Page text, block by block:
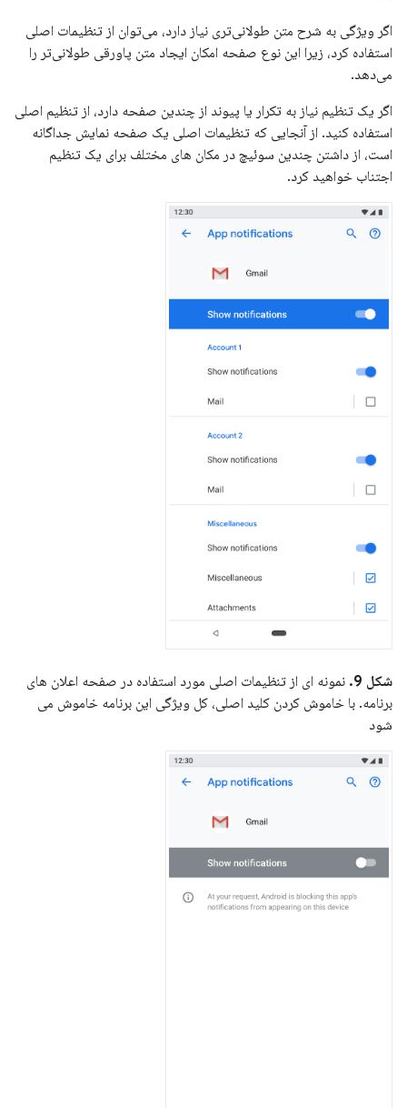
اگر ویژگی به شرح متن طولانی‌تری نیاز دارد، می‌توان از تنظیمات اصلی
استفاده کرد، زیرا این نوع صفحه امکان ایجاد متن پاورقی طولانی‌تر را
می‌دهد.
اگر یک تنظیم نیاز به تکرار یا پیوند از چندین صفحه دارد، از تنظیم اصلی
استفاده کنید. از آنجایی که تنظیمات اصلی یک صفحه نمایش جداگانه
است، از داشتن چندین سوئیچ در مکان های مختلف برای یک تنظیم
اجتناب خواهید کرد.
شکل 9.
نمونه ای از تنظیمات اصلی مورد استفاده در صفحه اعلان های
برنامه. با خاموش کردن کلید اصلی، کل ویژگی این برنامه خاموش می
شود